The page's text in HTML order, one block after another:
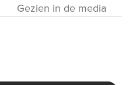
Gezien in de media